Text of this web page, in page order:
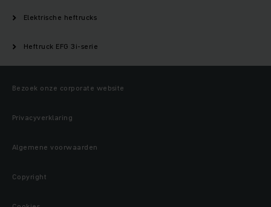
Elektrische heftrucks
Heftruck EFG 3i-serie
Bezoek onze corporate website
Privacyverklaring
Algemene voorwaarden
Copyright